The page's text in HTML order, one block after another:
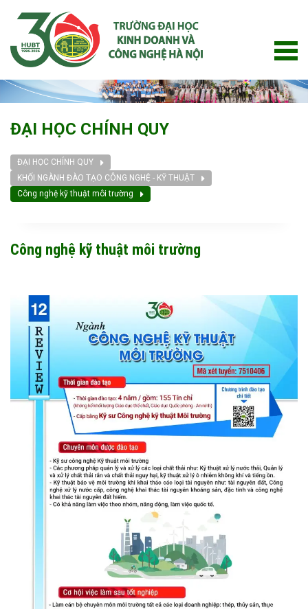
ĐẠI HỌC CHÍNH QUY
ĐẠI HỌC CHÍNH QUY
KHỐI NGÀNH ĐÀO TẠO CÔNG NGHỆ - KỸ THUẬT
Công nghệ kỹ thuật môi trường
Công nghệ kỹ thuật môi trường